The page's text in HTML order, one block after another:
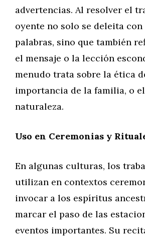
advertencias. Al resolver el
oyente no solo se deleita
palabras, sino que también
el mensaje o la lección
menudo trata sobre la ética
importancia de la familia, o
naturaleza.
Uso en Ceremonias y
En algunas culturas, los
utilizan en contextos
invocar a los espíritus
marcar el paso de las
eventos importantes. Su